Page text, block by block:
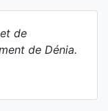
de
de Dénia.